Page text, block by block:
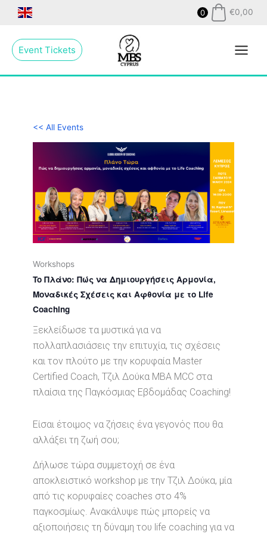
0 €0,00
Event Tickets
Menu
<< All Events
Workshops
To Πλάνο: Πώς να Δημιουργήσεις Αρμονία,
Μοναδικές Σχέσεις και Αφθονία με το Life
Coaching
Ξεκλείδωσε τα μυστικά για να
πολλαπλασιάσεις την επιτυχία, τις σχέσεις
και τον πλούτο με την κορυφαία Master
Certified Coach, Τζιλ Δούκα MBA MCC στα
πλαίσια της Παγκόσμιας Εβδομάδας Coaching!
Είσαι έτοιμος να ζήσεις ένα γεγονός που θα
αλλάξει τη ζωή σου;
Δήλωσε τώρα συμμετοχή σε ένα
αποκλειστικό workshop με την Τζιλ Δούκα, μία
από τις κορυφαίες coaches στο 4%
παγκοσμίως. Ανακάλυψε πώς μπορείς να
αξιοποιήσεις τη δύναμη του life coaching για να